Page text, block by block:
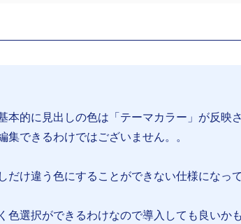
本的に見出しの色は「テーマカラー」が反映
集できるわけではございません。。
だけ違う色にすることができない仕様になっ
色選択ができるわけなので導入しても良いか